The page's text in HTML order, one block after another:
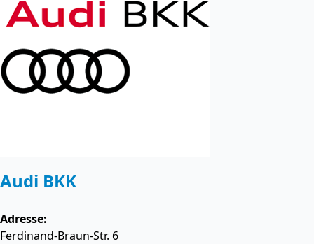
Audi BKK
Adresse:
Ferdinand-Braun-Str. 6